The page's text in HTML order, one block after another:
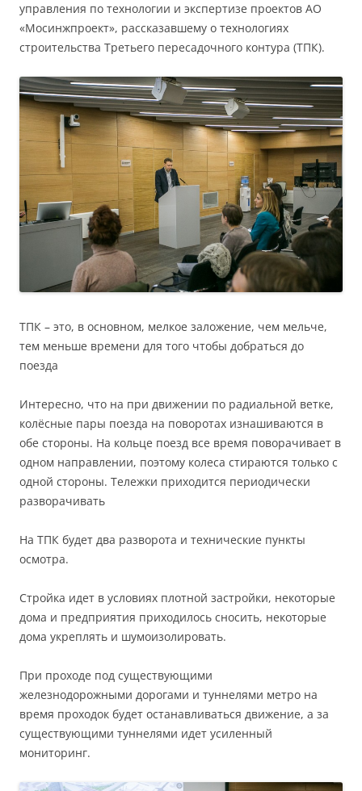
управления по технологии и экспертизе проектов АО
«Мосинжпроект», рассказавшему о технологиях
строительства Третьего пересадочного контура (ТПК).
ТПК – это, в основном, мелкое заложение, чем мельче,
тем меньше времени для того чтобы добраться до
поезда
Интересно, что на при движении по радиальной ветке,
колёсные пары поезда на поворотах изнашиваются в
обе стороны. На кольце поезд все время поворачивает в
одном направлении, поэтому колеса стираются только с
одной стороны. Тележки приходится периодически
разворачивать
На ТПК будет два разворота и технические пункты
осмотра.
Стройка идет в условиях плотной застройки, некоторые
дома и предприятия приходилось сносить, некоторые
дома укреплять и шумоизолировать.
При проходе под существующими
железнодорожными дорогами и туннелями метро на
время проходок будет останавливаться движение, а за
существующими туннелями идет усиленный
мониторинг.